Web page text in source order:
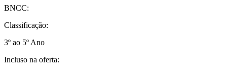
BNCC:
Classificação:
3º ao 5º Ano
Incluso na oferta: